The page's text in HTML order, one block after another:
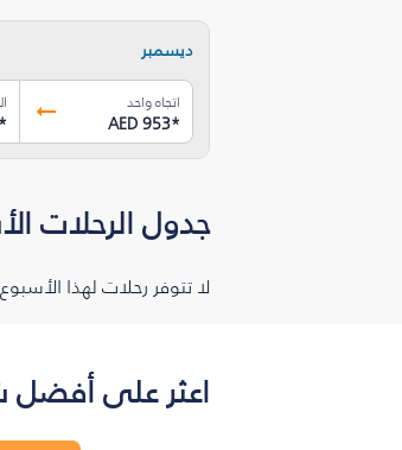
ديسمبر
اتجاه واحد
AED 953*
*
جدول الرحلات
لا تتوفر رحلات لهذا الأسبوع
اعثر على أفضل